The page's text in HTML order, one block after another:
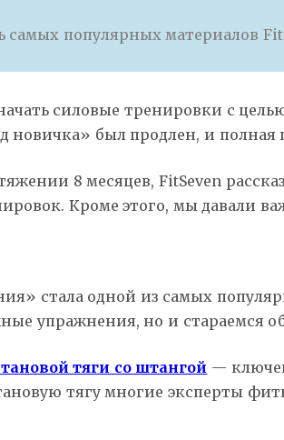
популярных материалов
силовые тренировки с
новичка» был продлен, и полная
8 месяцев, FitSeven
Кроме этого, мы давали
стала одной из самых
упражнения, но и стараемся
тяги со штангой —
тягу многие эксперты